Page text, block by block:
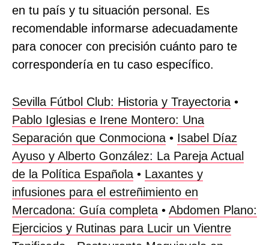
en tu país y tu situación personal. Es
recomendable informarse adecuadamente
para conocer con precisión cuánto paro te
correspondería en tu caso específico.
Sevilla Fútbol Club: Historia y Trayectoria •
Pablo Iglesias e Irene Montero: Una
Separación que Conmociona • Isabel Díaz
Ayuso y Alberto González: La Pareja Actual
de la Política Española • Laxantes y
infusiones para el estreñimiento en
Mercadona: Guía completa • Abdomen Plano:
Ejercicios y Rutinas para Lucir un Vientre